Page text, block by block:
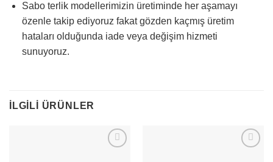
Sabo terlik modellerimizin üretiminde her aşamayı
özenle takip ediyoruz fakat gözden kaçmış üretim
hataları olduğunda iade veya değişim hizmeti
sunuyoruz.
İLGILI ÜRÜNLER